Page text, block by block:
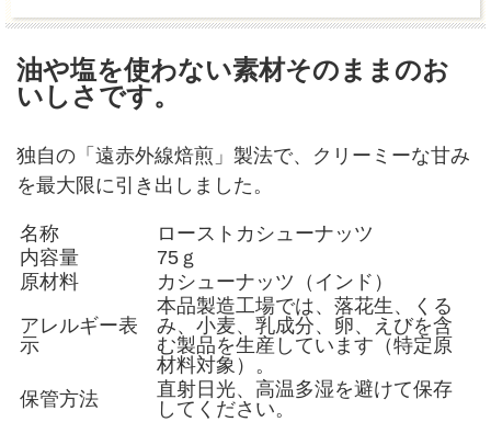
油や塩を使わない素材そのままのお
いしさです。
独自の「遠赤外線焙煎」製法で、クリーミーな甘み
を最大限に引き出しました。
名称
ローストカシューナッツ
内容量
75ｇ
原材料
カシューナッツ（インド）
アレルギー表
示
本品製造工場では、落花生、くる
み、小麦、乳成分、卵、えびを含
む製品を生産しています（特定原
材料対象）。
保管方法
直射日光、高温多湿を避けて保存
してください。